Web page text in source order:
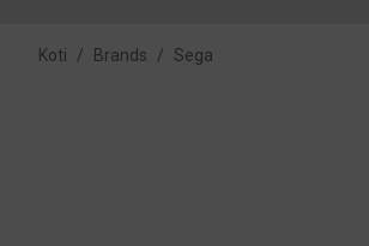
Koti / Brands / Sega